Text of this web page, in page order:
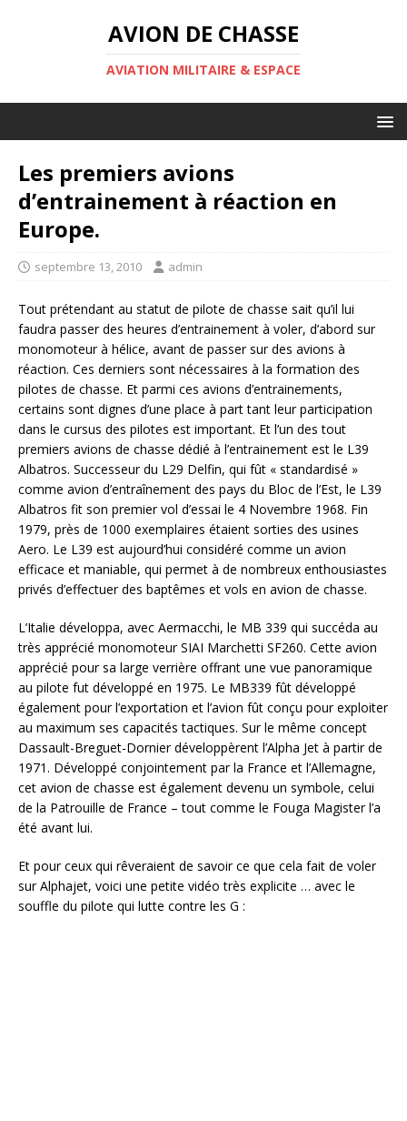
AVION DE CHASSE
AVIATION MILITAIRE & ESPACE
Les premiers avions
d’entrainement à réaction en
Europe.
septembre 13, 2010 admin
Tout prétendant au statut de pilote de chasse sait qu’il lui
faudra passer des heures d’entrainement à voler, d’abord sur
monomoteur à hélice, avant de passer sur des avions à
réaction. Ces derniers sont nécessaires à la formation des
pilotes de chasse. Et parmi ces avions d’entrainements,
certains sont dignes d’une place à part tant leur participation
dans le cursus des pilotes est important. Et l’un des tout
premiers avions de chasse dédié à l’entrainement est le L39
Albatros. Successeur du L29 Delfin, qui fût « standardisé »
comme avion d’entraînement des pays du Bloc de l’Est, le L39
Albatros fit son premier vol d’essai le 4 Novembre 1968. Fin
1979, près de 1000 exemplaires étaient sorties des usines
Aero. Le L39 est aujourd’hui considéré comme un avion
efficace et maniable, qui permet à de nombreux enthousiastes
privés d’effectuer des baptêmes et vols en avion de chasse.
L’Italie développa, avec Aermacchi, le MB 339 qui succéda au
très apprécié monomoteur SIAI Marchetti SF260. Cette avion
apprécié pour sa large verrière offrant une vue panoramique
au pilote fut développé en 1975. Le MB339 fût développé
également pour l’exportation et l’avion fût conçu pour exploiter
au maximum ses capacités tactiques. Sur le même concept
Dassault-Breguet-Dornier développèrent l’Alpha Jet à partir de
1971. Développé conjointement par la France et l’Allemagne,
cet avion de chasse est également devenu un symbole, celui
de la Patrouille de France – tout comme le Fouga Magister l’a
été avant lui.
Et pour ceux qui rêveraient de savoir ce que cela fait de voler
sur Alphajet, voici une petite vidéo très explicite … avec le
souffle du pilote qui lutte contre les G :